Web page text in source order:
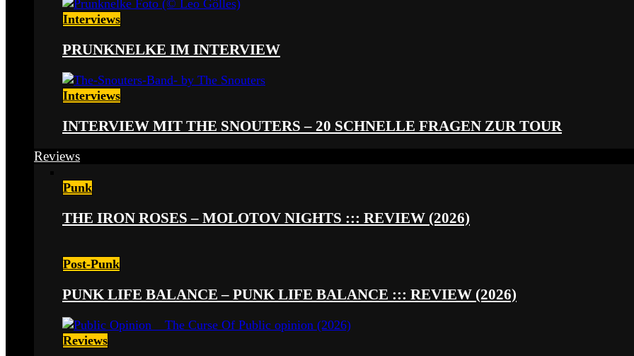
Interviews
PRUNKNELKE IM INTERVIEW
Interviews
INTERVIEW MIT THE SNOUTERS – 20 SCHNELLE FRAGEN ZUR TOUR
Reviews
Punk
THE IRON ROSES – MOLOTOV NIGHTS ::: REVIEW (2026)
Post-Punk
PUNK LIFE BALANCE – PUNK LIFE BALANCE ::: REVIEW (2026)
Reviews